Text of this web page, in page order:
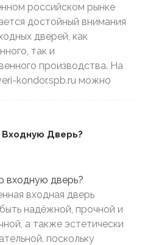
российском рынке
достойный внимания
дверей, как
так и
производства. На
kondor.spb.ru можно
Дверь?
входная дверь
надёжной, прочной и
а также эстетически
поскольку